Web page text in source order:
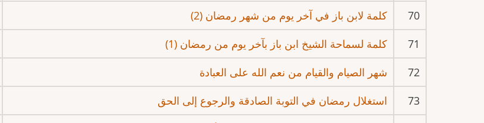
70 كلمة لابن باز في آخر يوم من شهر رمضان (2)
71 كلمة لسماحة الشيخ ابن باز بآخر يوم من رمضان (1)
72 شهر الصيام والقيام من نعم الله على العبادة
73 استغلال رمضان في التوبة الصادقة والرجوع إلى الحق